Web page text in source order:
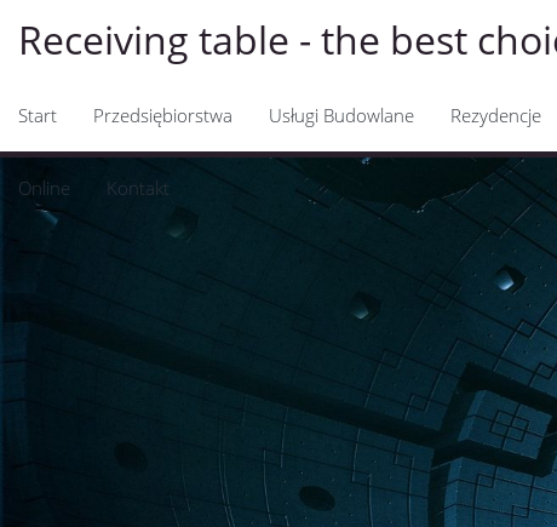
Receiving table - the best
Start Przedsiębiorstwa Usługi Budowlane Rezydencje
Online Kontakt